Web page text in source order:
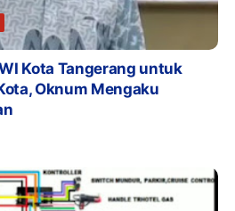
Kota Tangerang untuk
Oknum Mengaku